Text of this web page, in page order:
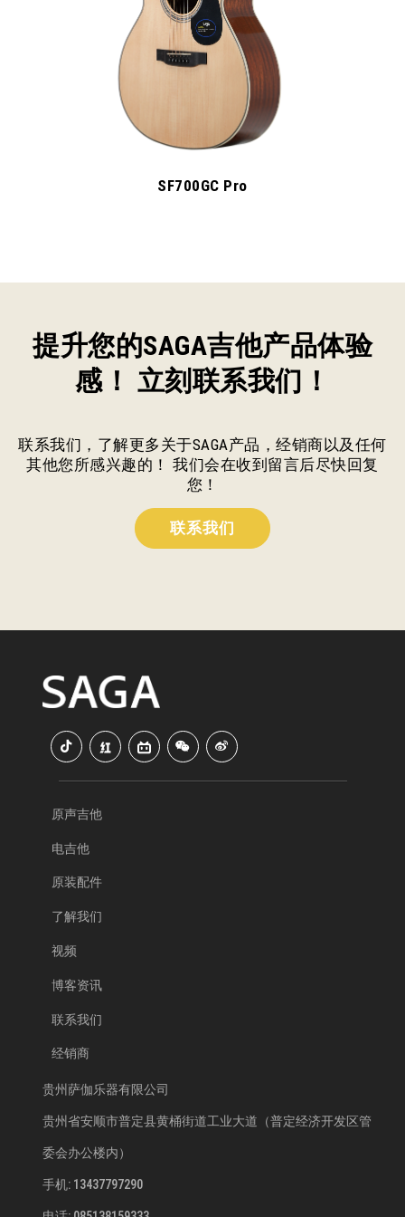
SF700GC Pro
提升您的SAGA吉他产品体验
感！ 立刻联系我们！
联系我们，了解更多关于SAGA产品，经销商以及任何
其他您所感兴趣的！ 我们会在收到留言后尽快回复
您！
联系我们
原声吉他
电吉他
原装配件
了解我们
视频
博客资讯
联系我们
经销商
贵州萨伽乐器有限公司
贵州省安顺市普定县黄桶街道工业大道（普定经济开发区管
委会办公楼内）
手机: 13437797290